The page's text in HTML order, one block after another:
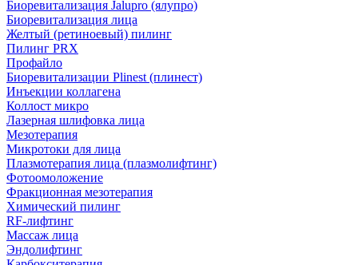
Биоревитализация Jalupro (ялупро)
Биоревитализация лица
Желтый (ретиноевый) пилинг
Пилинг PRX
Профайло
Биоревитализации Plinest (плинест)
Инъекции коллагена
Коллост микро
Лазерная шлифовка лица
Мезотерапия
Микротоки для лица
Плазмотерапия лица (плазмолифтинг)
Фотоомоложение
Фракционная мезотерапия
Химический пилинг
RF-лифтинг
Массаж лица
Эндолифтинг